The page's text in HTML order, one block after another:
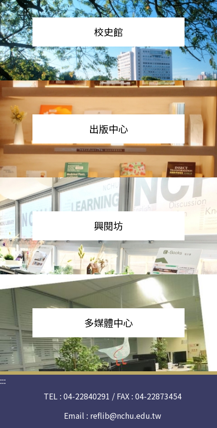
校史館
出版中心
興閱坊
多媒體中心
:::
TEL : 04-22840291 / FAX : 04-22873454
Email : reflib@nchu.edu.tw